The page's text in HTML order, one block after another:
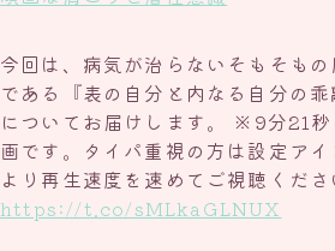
今回は、病気が治らないそもそもの
である『表の自分と内なる自分の乖
についてお届けします。 ※9分21秒
画です。タイパ重視の方は設定アイ
より再生速度を速めてご視聴くださ
https://t.co/sMLkaGLNUX